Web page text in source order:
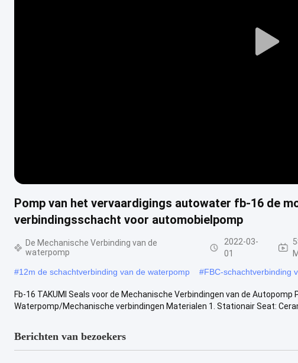
Play
Pomp van het vervaardigings autowater fb-16 de
verbindingsschacht voor automobielpomp
De Mechanische Verbinding van de
waterpomp
2022-03-
01
#12m de schachtverbinding van de waterpomp #FBC-schachtverbinding
Fb-16 TAKUMI Seals voor de Mechanische Verbindingen van de
Waterpomp/Mechanische verbindingen Materialen 1. Stationair Seat:
Berichten van bezoekers